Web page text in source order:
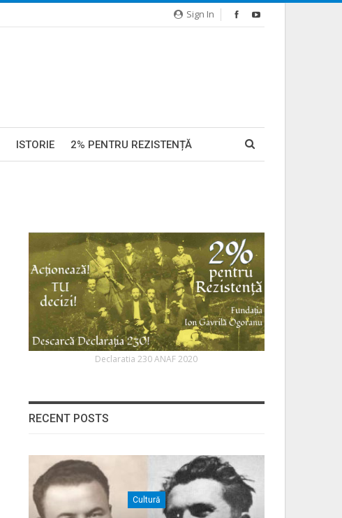
Sign In
ISTORIE 2% PENTRU REZISTENȚĂ
Declaratia 230 ANAF 2020
RECENT POSTS
Cultură